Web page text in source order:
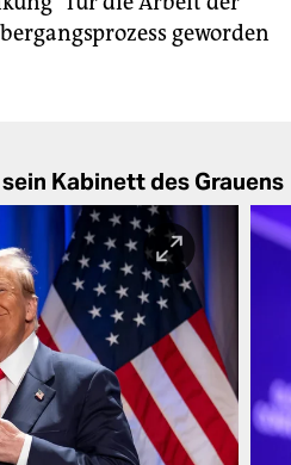
geworden
Kabinett des Grauens